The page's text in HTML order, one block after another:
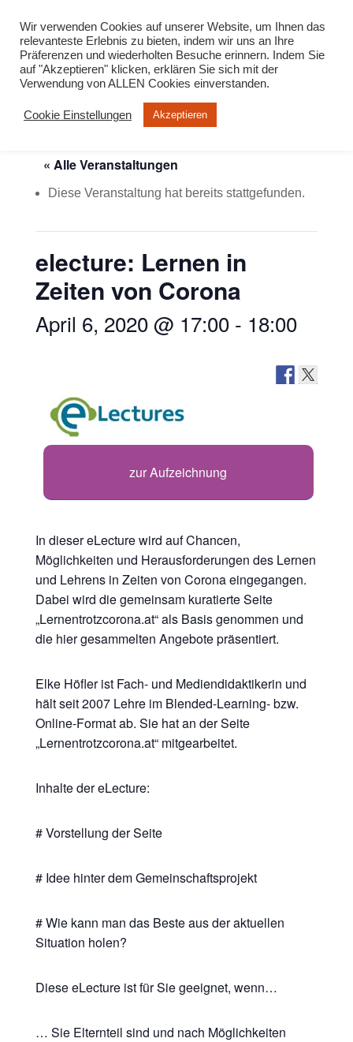
« Alle Veranstaltungen
Diese Veranstaltung hat bereits stattgefunden.
electure: Lernen in
Zeiten von Corona
April 6, 2020 @ 17:00- 18:00
zur Aufzeichnung
In dieser eLecture wird auf Chancen,
Möglichkeiten und Herausforderungen des Lernen
und Lehrens in Zeiten von Corona eingegangen.
Dabei wird die gemeinsam kuratierte Seite
„Lernentrotzcorona.at“ als Basis genommen und
die hier gesammelten Angebote präsentiert.
Elke Höfler ist Fach- und Mediendidaktikerin und
hält seit 2007 Lehre im Blended-Learning- bzw.
Online-Format ab. Sie hat an der Seite
„Lernentrotzcorona.at“ mitgearbeitet.
Inhalte der eLecture:
# Vorstellung der Seite
# Idee hinter dem Gemeinschaftsprojekt
# Wie kann man das Beste aus der aktuellen
Situation holen?
Diese eLecture ist für Sie geeignet, wenn…
… Sie Elternteil sind und nach Möglichkeiten
Wir verwenden Cookies auf unserer Website, um Ihnen das
relevanteste Erlebnis zu bieten, indem wir uns an Ihre
Präferenzen und wiederholten Besuche erinnern. Indem Sie
auf "Akzeptieren" klicken, erklären Sie sich mit der
Verwendung von ALLEN Cookies einverstanden.
Cookie Einstellungen Akzeptieren